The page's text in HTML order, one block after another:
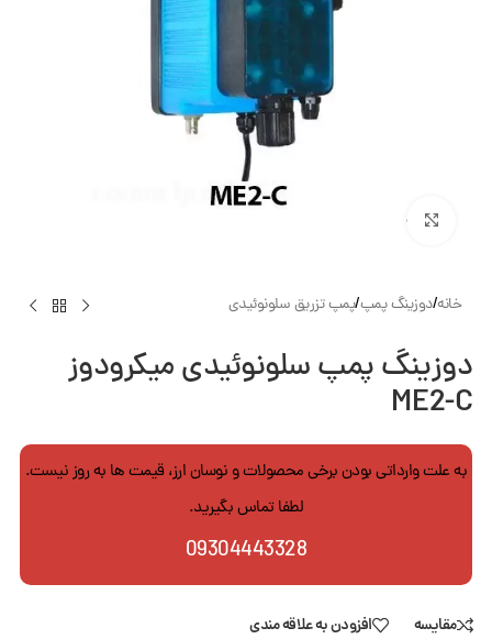
بزرگنمایی تصویر
خانه/دوزینگ پمپ/پمپ تزریق سلونوئیدی
دوزینگ پمپ سلونوئیدی میکرودوز
ME2-C
به علت وارداتی بودن برخی محصولات و نوسان ارز، قیمت ها به روز نیست.
لطفا تماس بگیرید.
09304443328
مقایسه افزودن به علاقه مندی